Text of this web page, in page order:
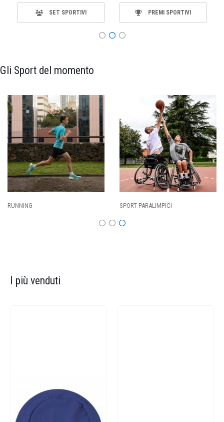
SET SPORTIVI PREMI SPORTIVI
Gli Sport del momento
SPORT PARALIMPICI
I più venduti